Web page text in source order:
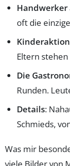
Handwerker
oft die
Eltern
Die
Runden.
Details:
Schmieds,
Was mir
viele Bilder von